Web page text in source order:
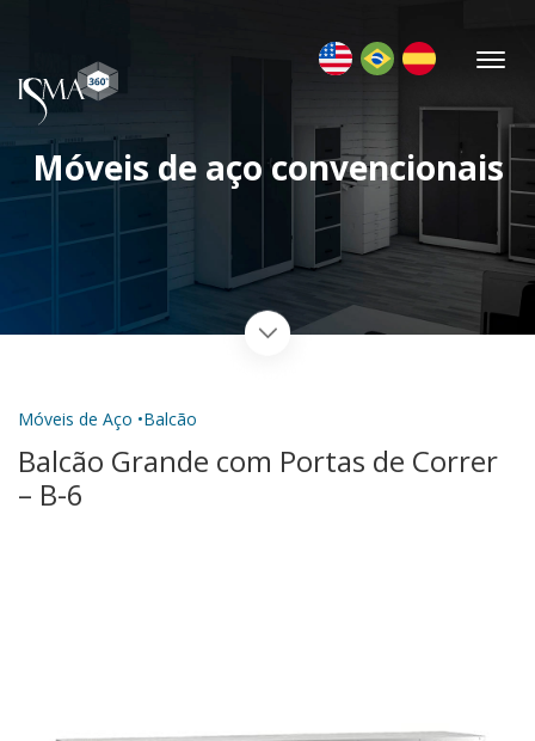
Móveis de aço convencionais
Móveis de Aço •Balcão
Balcão Grande com Portas de Correr
– B-6